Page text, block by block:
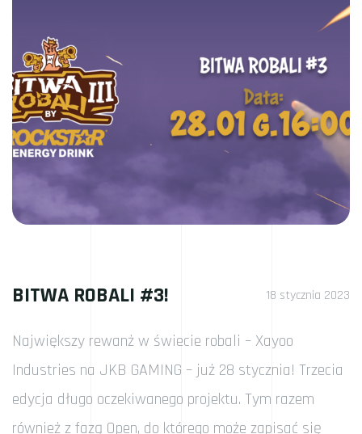
BITWA ROBALI #3! 18 stycznia 2023
Największy rewanż w świecie robali – Xayoo
Industries na JKB GAMING – już 28 stycznia! Trzecia
edycja długo oczekiwanego projektu. Tym razem
również z fazą Open, do którego może zapisać się